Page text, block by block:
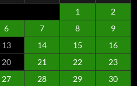
1
2
6 7 8
9
13 14 15
16
20 21 22
23
27 28 29
30